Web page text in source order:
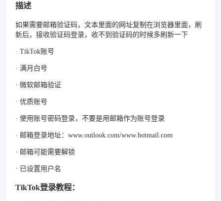
描述
如果需要邮箱验证码，文本里面的网址复制在浏览器里面，刷
新后，接收验证码登录，收不到验证码的时候多刷新一下
· TikTok账号
· 满月白号
· 微软邮箱验证
· 优质账号
· 使用账号密码登录，不要是用邮箱作为账号登录
· 邮箱登录地址：www.outlook.com/www.hotmail.com
· 邮箱可能需要解锁
· 已设置用户名
TikTok登录教程：